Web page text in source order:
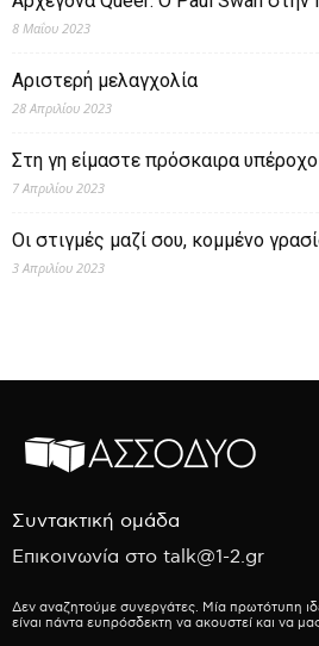
8 Μαΐου 2023
Αριστερή μελαγχολία
28 Απριλίου 2023
Στη γη είμαστε πρόσκαιρα
7 Απριλίου 2023
Οι στιγμές μαζί σου, κομμένο
3 Απριλίου 2023
Συντακτική ομάδα
Επικοινωνία στο talk@1-2.gr
Δεν αναζητούμε συνεργάτες. Μία πρωτότυπη
είναι πάντα ευπρόσδεκτη να ακουστεί και να